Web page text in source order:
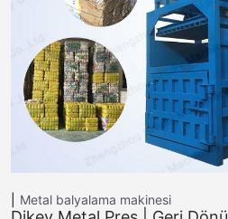
Metal balyalama makinesi